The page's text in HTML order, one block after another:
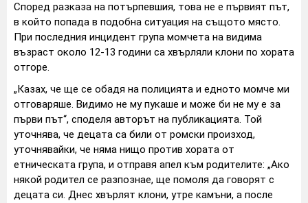
Според разказа на потърпевшия, това не е първият път,
в който попада в подобна ситуация на същото място.
При последния инцидент група момчета на видима
възраст около 12-13 години са хвърляли клони по хората
отгоре.
„Казах, че ще се обадя на полицията и едното момче ми
отговаряше. Видимо не му пукаше и може би не му е за
първи път“, споделя авторът на публикацията. Той
уточнява, че децата са били от ромски произход,
уточнявайки, че няма нищо против хората от
етническата група, и отправя апел към родителите: „Ако
някой родител се разпознае, ще помоля да говорят с
децата си. Днес хвърлят клони, утре камъни, а после